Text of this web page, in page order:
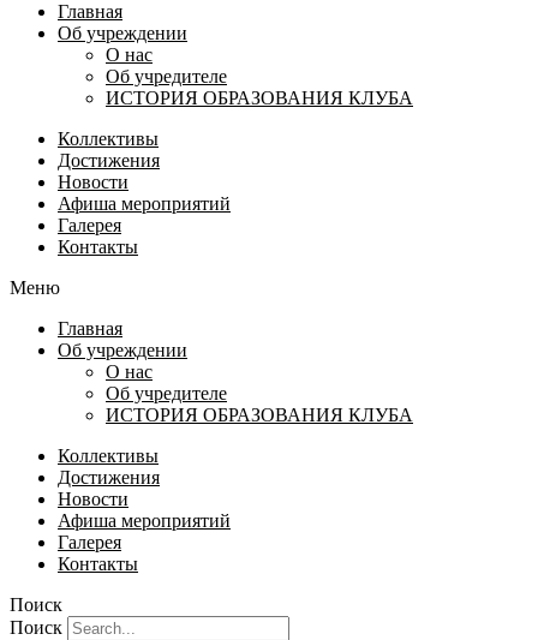
Главная
Об учреждении
О нас
Об учредителе
ИСТОРИЯ ОБРАЗОВАНИЯ КЛУБА
Коллективы
Достижения
Новости
Афиша мероприятий
Галерея
Контакты
Меню
Главная
Об учреждении
О нас
Об учредителе
ИСТОРИЯ ОБРАЗОВАНИЯ КЛУБА
Коллективы
Достижения
Новости
Афиша мероприятий
Галерея
Контакты
Поиск
Поиск